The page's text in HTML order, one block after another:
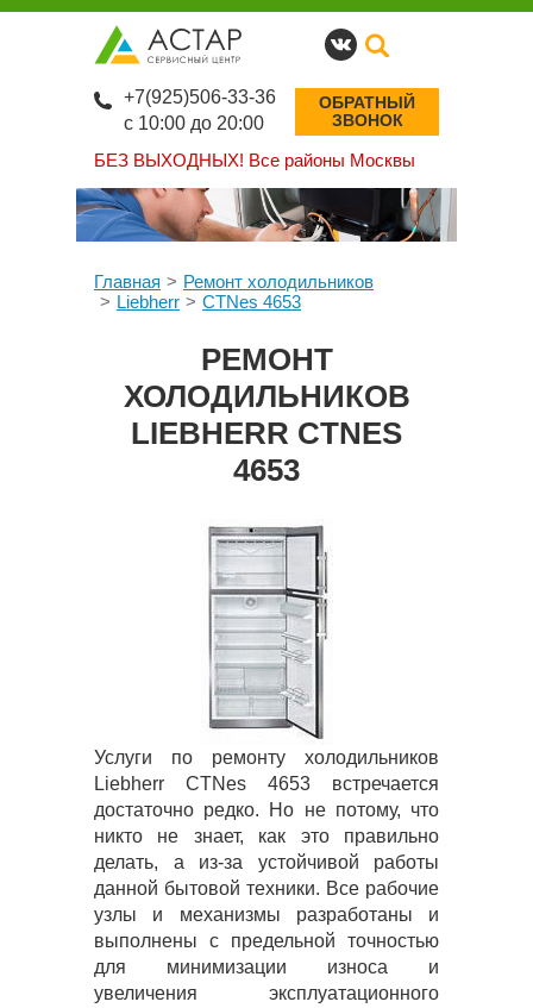
БЕЗ ВЫХОДНЫХ! Все районы Москвы
+7(925)506-33-36
с 10:00 до 20:00
ОБРАТНЫЙ
ЗВОНОК
Главная
Ремонт холодильников
Liebherr
CTNes 4653
РЕМОНТ
ХОЛОДИЛЬНИКОВ
LIEBHERR CTNES
4653
Услуги по ремонту холодильников
Liebherr CTNes 4653 встречается
достаточно редко. Но не потому, что
никто не знает, как это правильно
делать, а из-за устойчивой работы
данной бытовой техники. Все рабочие
узлы и механизмы разработаны и
выполнены с предельной точностью
для минимизации износа и
увеличения эксплуатационного